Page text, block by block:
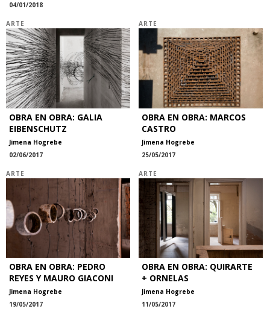
04/01/2018
ARTE
OBRA EN OBRA: GALIA
EIBENSCHUTZ
Jimena Hogrebe
02/06/2017
ARTE
OBRA EN OBRA: MARCOS
CASTRO
Jimena Hogrebe
25/05/2017
ARTE
OBRA EN OBRA: PEDRO
REYES Y MAURO GIACONI
Jimena Hogrebe
19/05/2017
ARTE
OBRA EN OBRA: QUIRARTE
+ ORNELAS
Jimena Hogrebe
11/05/2017